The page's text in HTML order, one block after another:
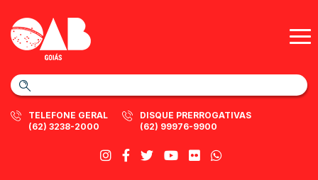
TELEFONE GERAL
(62) 3238-2000
DISQUE PRERROGATIVAS
(62) 99976-9900